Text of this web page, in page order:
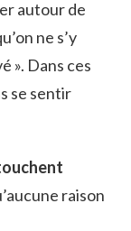
autour de
ne s’y
». Dans ces
se sentir
raison